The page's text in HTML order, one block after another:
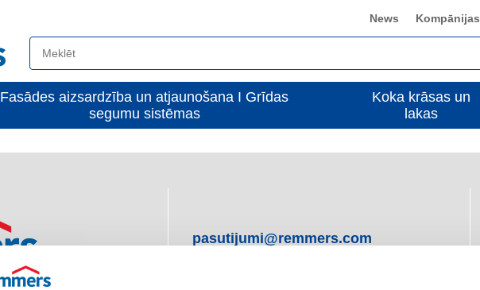
News Kompānijas
Fasādes aizsardzība un atjaunošana I Grīdas
segumu sistēmas
Koka krāsas un
lakas
pasutijumi@remmers.com